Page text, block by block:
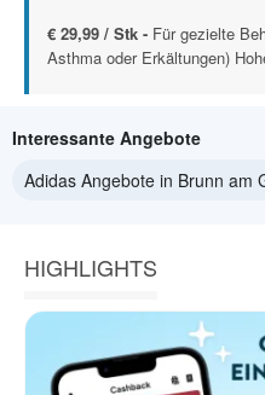
€ 29,99 / Stk - Für gezielte
Asthma oder Erkältungen)
Interessante Angebote
Adidas Angebote in Brunn am
HIGHLIGHTS